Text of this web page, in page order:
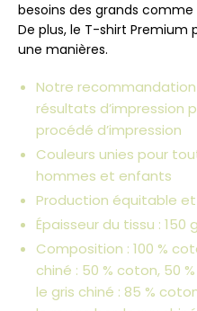
besoins des grands comme
De plus, le T-shirt
une manières.
Notre
résultats d’impression
procédé d’impression
Couleurs unies pour
hommes et enfants
Production équitable
Épaisseur du tissu : 150
Composition : 100 %
chiné : 50 % coton, 50
le gris chiné : 85 %